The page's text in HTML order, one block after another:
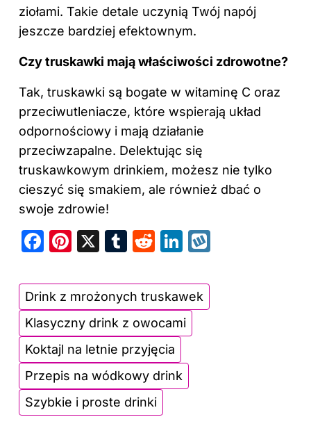
ziołami. Takie detale uczynią Twój napój
jeszcze bardziej efektownym.
Czy truskawki mają właściwości zdrowotne?
Tak, truskawki są bogate w witaminę C oraz
przeciwutleniacze, które wspierają układ
odpornościowy i mają działanie
przeciwzapalne. Delektując się
truskawkowym drinkiem, możesz nie tylko
cieszyć się smakiem, ale również dbać o
swoje zdrowie!
F
c
e
b
o
o
k
Pi
er
e
st
X
T
m
bl
r
R
d
di
t
Li
k
e
dI
Drink z mrożonych truskawek
Klasyczny drink z owocami
Koktajl na letnie przyjęcia
Przepis na wódkowy drink
Szybkie i proste drinki